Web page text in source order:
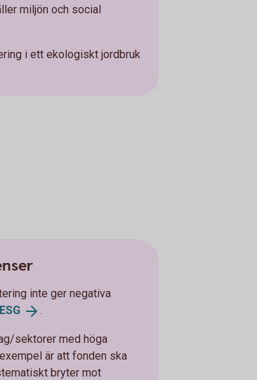
miljön och social
i ett ekologiskt jordbruk
inte ger negativa
ESG .
sektorer med höga
är att fonden ska
bryter mot